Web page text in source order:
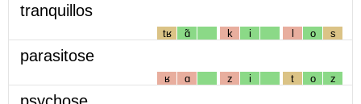
tranquillos
tʁ ɑ̃ k i l o s
parasitose
ʁ ɑ z i t o z
psychose